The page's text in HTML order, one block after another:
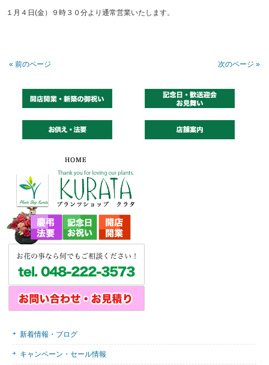
１月４日(金）９時３０分より通常営業いたします。
« 前のページ 次のページ »
新着情報・ブログ
キャンペーン・セール情報